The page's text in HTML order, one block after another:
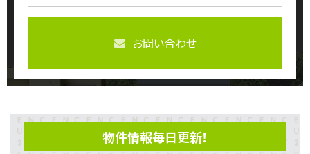
お問い合わせ
物件情報毎日更新！